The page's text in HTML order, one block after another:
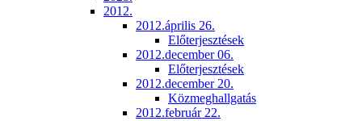
2012.
2012.április 26.
Előterjesztések
2012.december 06.
Előterjesztések
2012.december 20.
Közmeghallgatás
2012.február 22.